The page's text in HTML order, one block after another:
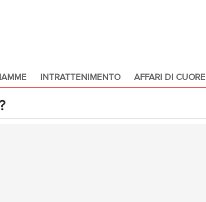
INTRATTENIMENTO AFFARI DI CUORE